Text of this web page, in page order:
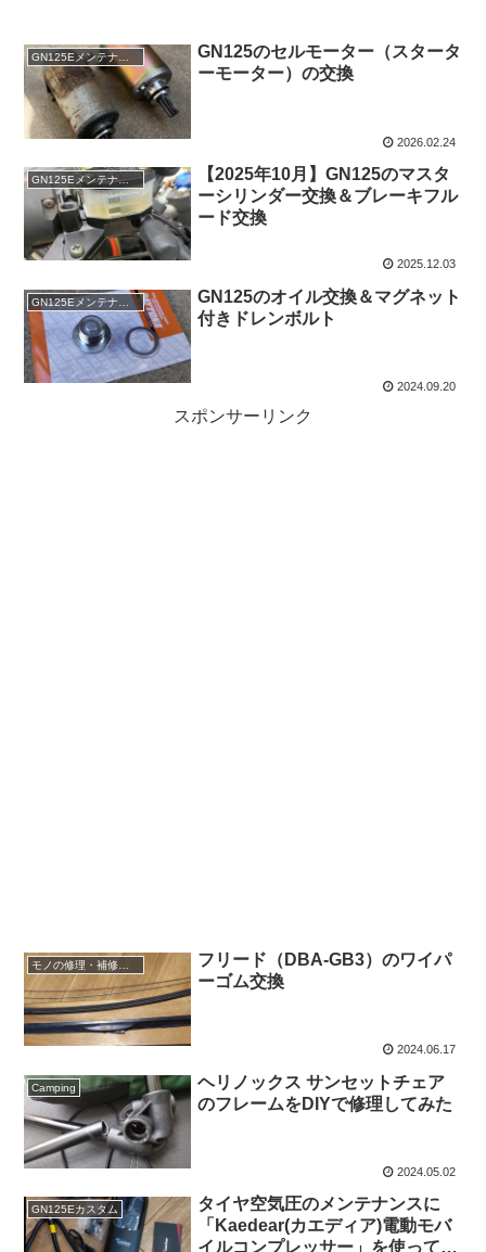
GN125Eメンテナンス
GN125のセルモーター（スタータ
ーモーター）の交換
2026.02.24
GN125Eメンテナンス
【2025年10月】GN125のマスタ
ーシリンダー交換＆ブレーキフル
ード交換
2025.12.03
GN125のオイル交換＆マグネット
付きドレンボルト
2024.09.20
スポンサーリンク
フリード（DBA-GB3）のワイパ
ーゴム交換
2024.06.17
Camping
ヘリノックス サンセットチェア
のフレームをDIYで修理してみた
2024.05.02
GN125Eカスタム
タイヤ空気圧のメンテナンスに
「Kaedear(カエディア)電動モバ
イルコンプレッサー」を使ってみ